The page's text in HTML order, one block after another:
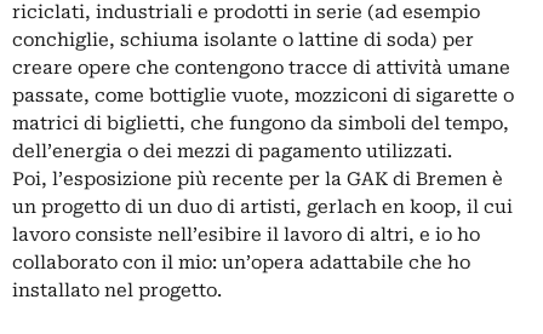
riciclati, industriali e prodotti in serie (ad esempio
conchiglie, schiuma isolante o lattine di soda) per
creare opere che contengono tracce di attività umane
passate, come bottiglie vuote, mozziconi di sigarette o
matrici di biglietti, che fungono da simboli del tempo,
dell’energia o dei mezzi di pagamento utilizzati.
Poi, l’esposizione più recente per la GAK di Bremen è
un progetto di un duo di artisti, gerlach en koop, il cui
lavoro consiste nell’esibire il lavoro di altri, e io ho
collaborato con il mio: un’opera adattabile che ho
installato nel progetto.